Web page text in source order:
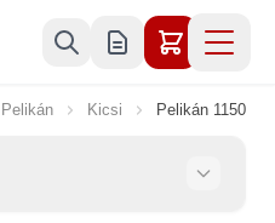
Pelikán Kicsi Pelikán 1150